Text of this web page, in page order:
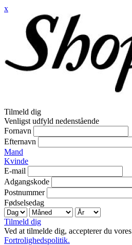
x
Tilmeld dig
Venligst udfyld nedenstående
Fornavn
Efternavn
Mand
Kvinde
E-mail
Adgangskode
Postnummer
Fødselsedag
Tilmeld dig
Ved at tilmelde dig, accepterer du vores
Fortrolighedspolitik.